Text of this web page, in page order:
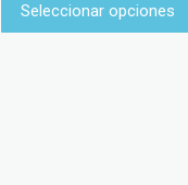
Seleccionar opciones